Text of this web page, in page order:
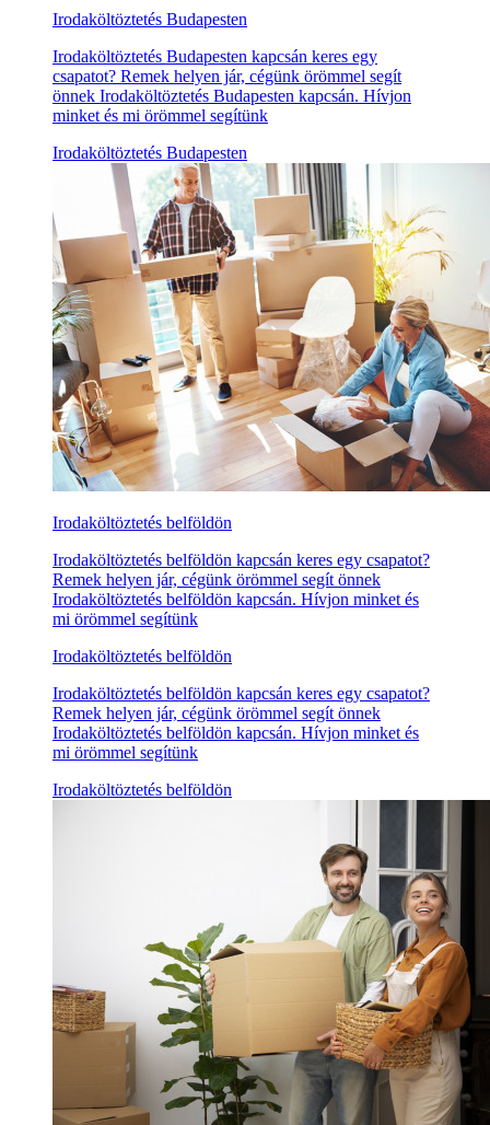
Irodaköltöztetés Budapesten
Irodaköltöztetés Budapesten kapcsán keres egy
csapatot? Remek helyen jár, cégünk örömmel segít
önnek Irodaköltöztetés Budapesten kapcsán. Hívjon
minket és mi örömmel segítünk
Irodaköltöztetés Budapesten
Irodaköltöztetés belföldön
Irodaköltöztetés belföldön kapcsán keres egy csapatot?
Remek helyen jár, cégünk örömmel segít önnek
Irodaköltöztetés belföldön kapcsán. Hívjon minket és
mi örömmel segítünk
Irodaköltöztetés belföldön
Irodaköltöztetés belföldön kapcsán keres egy csapatot?
Remek helyen jár, cégünk örömmel segít önnek
Irodaköltöztetés belföldön kapcsán. Hívjon minket és
mi örömmel segítünk
Irodaköltöztetés belföldön